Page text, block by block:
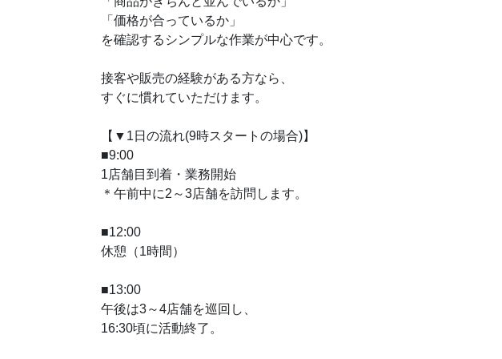
「価格が合っているか」
を確認するシンプルな作業が中心です。
接客や販売の経験がある方なら、
すぐに慣れていただけます。
【▼1日の流れ(9時スタートの場合)】
■9:00
1店舗目到着・業務開始
＊午前中に2～3店舗を訪問します。
■12:00
休憩（1時間）
■13:00
午後は3～4店舗を巡回し、
16:30頃に活動終了。